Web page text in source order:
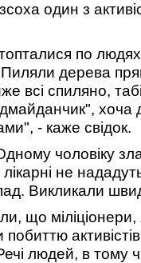
один з
по
Пиляли дерева
всі спиляно,
хоча
- каже свідок.
чоловіку
не
Викликали
що
людей, в тому